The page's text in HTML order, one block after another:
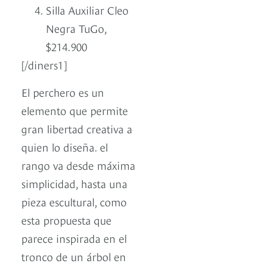
Silla Auxiliar Cleo
Negra TuGo,
$214.900
[/diners1]
El perchero es un
elemento que permite
gran libertad creativa a
quien lo diseña. el
rango va desde máxima
simplicidad, hasta una
pieza escultural, como
esta propuesta que
parece inspirada en el
tronco de un árbol en